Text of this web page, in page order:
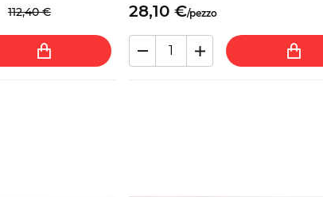
112,40 € 28,10 €/pezzo